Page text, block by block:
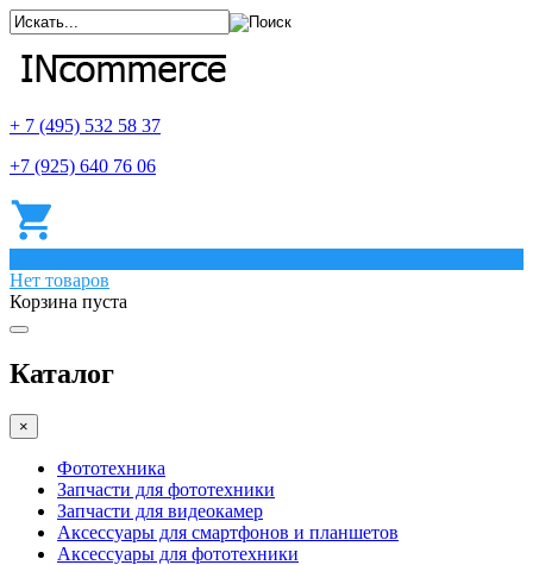
+ 7 (495) 532 58 37
+7 (925) 640 76 06
Нет товаров
Корзина пуста
Каталог
×
Фототехника
Запчасти для фототехники
Запчасти для видеокамер
Аксессуары для смартфонов и планшетов
Аксессуары для фототехники